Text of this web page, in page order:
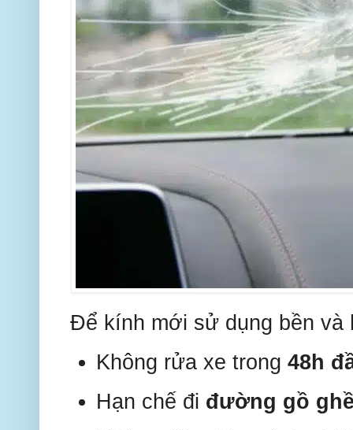
Để kính mới sử dụng bền và
Không rửa xe trong48h
Hạn chế đi đường gồ